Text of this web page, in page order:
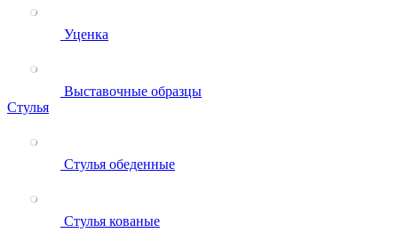
Уценка
Выставочные образцы
Стулья
Стулья обеденные
Стулья кованые